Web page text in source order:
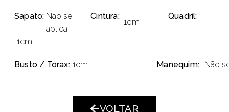
Sapato: Não se
aplica
Cintura:
1cm
Quadril:
1cm
Busto / Torax: 1cm Manequim: Não
VOLTAR